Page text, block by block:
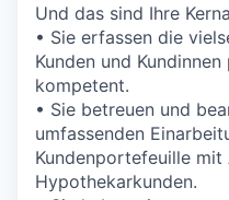
Und das sind Ihre
• Sie erfassen die
Kunden und
kompetent.
• Sie betreuen und
umfassenden
Kundenportefeuille mit
Hypothekarkunden.